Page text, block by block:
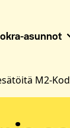
asunnot
M2-